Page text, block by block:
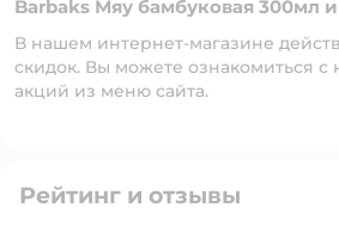
Barbaks Мяу бамбуковая 300мл
В нашем интернет-магазине
скидок. Вы можете ознакомиться с
акций из меню сайта.
Рейтинг и отзывы